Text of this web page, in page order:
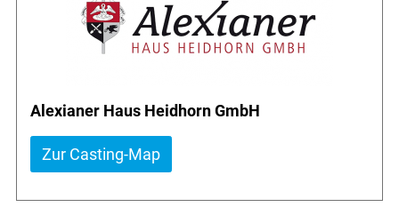
Alexianer Haus Heidhorn GmbH
Zur Casting-Map